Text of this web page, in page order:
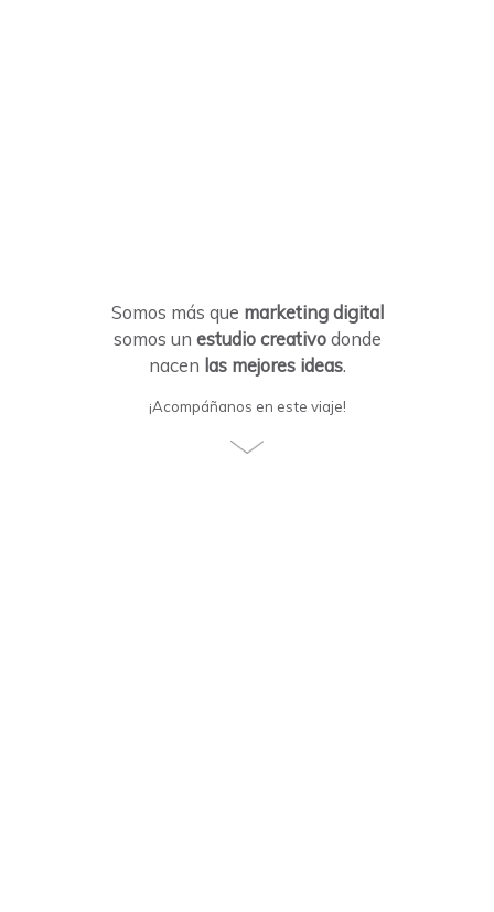
Somos más que marketing digital
somos un estudio creativodonde
nacen las mejores ideas.
¡Acompáñanos en este viaje!